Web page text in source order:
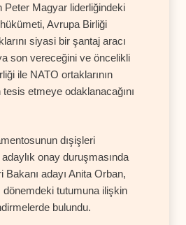
Peter Magyar liderliğindeki
Avrupa Birliği
siyasi bir şantaj aracı
son vereceğini ve öncelikli
ile NATO ortaklarının
etmeye odaklanacağını
dışişleri
onay duruşmasında
Bakanı adayı Anita Orban,
tutumuna ilişkin
bulundu.